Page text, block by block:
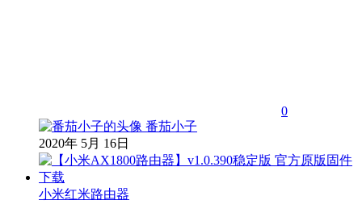
0
番茄小子
2020年 5月 16日
小米红米路由器